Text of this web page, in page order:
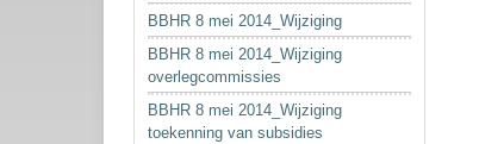
BBHR 8 mei 2014_Wijziging
BBHR 8 mei 2014_Wijziging
overlegcommissies
BBHR 8 mei 2014_Wijziging
toekenning van subsidies